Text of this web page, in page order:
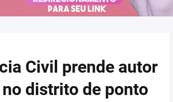
Civil prende autor
distrito de ponto